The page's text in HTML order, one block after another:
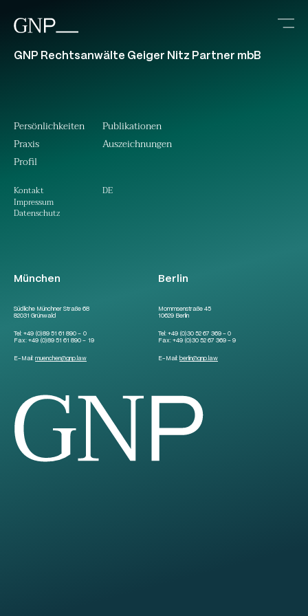
GNP Rechtsanwälte Geiger Nitz Partner mbB
München
Südliche Münchner Straße 68
82031 Grünwald
Tel:+49 (0)89 51 61 890 – 0
Fax:+49 (0)89 51 61 890 – 19
E-Mail:muenchen@gnp.law
Berlin
Mommsenstraße 45
10629 Berlin
Tel: +49 (0)30 52 67 369 – 0
Fax: +49 (0)30 52 67 369 – 9
E-Mail: berlin@gnp.law
Persönlichkeiten
Praxis
Profil
Kontakt
Impressum
Datenschutz
Publikationen
Auszeichnungen
DE